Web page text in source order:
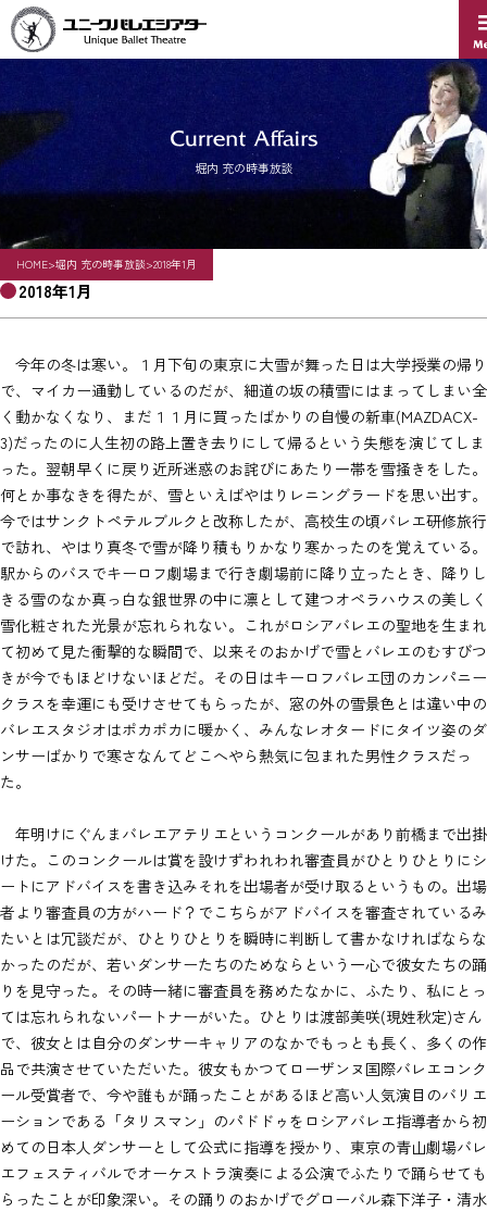
content
堀内 充の時事放談
HOME>堀内 充の時事放談>2018年1月
2018年1月
今年の冬は寒い。１月下旬の東京に大雪が舞った日は大学授業の帰り
で、マイカー通勤しているのだが、細道の坂の積雪にはまってしまい全
く動かなくなり、まだ１１月に買ったばかりの自慢の新車(MAZDACX-
3)だったのに人生初の路上置き去りにして帰るという失態を演じてしま
った。翌朝早くに戻り近所迷惑のお詫びにあたり一帯を雪掻きをした。
何とか事なきを得たが、雪といえばやはりレニングラードを思い出す。
今ではサンクトペテルブルクと改称したが、高校生の頃バレエ研修旅行
で訪れ、やはり真冬で雪が降り積もりかなり寒かったのを覚えている。
駅からのバスでキーロフ劇場まで行き劇場前に降り立ったとき、降りし
きる雪のなか真っ白な銀世界の中に凛として建つオペラハウスの美しく
雪化粧された光景が忘れられない。これがロシアバレエの聖地を生まれ
て初めて見た衝撃的な瞬間で、以来そのおかげで雪とバレエのむすびつ
きが今でもほどけないほどだ。その日はキーロフバレエ団のカンパニー
クラスを幸運にも受けさせてもらったが、窓の外の雪景色とは違い中の
バレエスタジオはポカポカに暖かく、みんなレオタードにタイツ姿のダ
ンサーばかりで寒さなんてどこへやら熱気に包まれた男性クラスだっ
た。
年明けにぐんまバレエアテリエというコンクールがあり前橋まで出掛
けた。このコンクールは賞を設けずわれわれ審査員がひとりひとりにシ
ートにアドバイスを書き込みそれを出場者が受け取るというもの。出場
者より審査員の方がハード？でこちらがアドバイスを審査されているみ
たいとは冗談だが、ひとりひとりを瞬時に判断して書かなければならな
かったのだが、若いダンサーたちのためならという一心で彼女たちの踊
りを見守った。その時一緒に審査員を務めたなかに、ふたり、私にとっ
ては忘れられないパートナーがいた。ひとりは渡部美咲(現姓秋定)さん
で、彼女とは自分のダンサーキャリアのなかでもっとも長く、多くの作
品で共演させていただいた。彼女もかつてローザンヌ国際バレエコンク
ール受賞者で、今や誰もが踊ったことがあるほど高い人気演目のバリエ
ーションである「タリスマン」のパドドゥをロシアバレエ指導者から初
めての日本人ダンサーとして公式に指導を授かり、東京の青山劇場バレ
エフェスティバルでオーケストラ演奏による公演でふたりで踊らせても
らったことが印象深い。その踊りのおかげでグローバル森下洋子・清水